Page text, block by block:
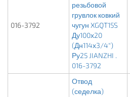
016-3792
резьбовой
грувлок ковкий
чугун XGQT15S
Ду100х20
(Дн114х3/4")
Ру25 JIANZHI .
016-3792
Отвод
(седелка)